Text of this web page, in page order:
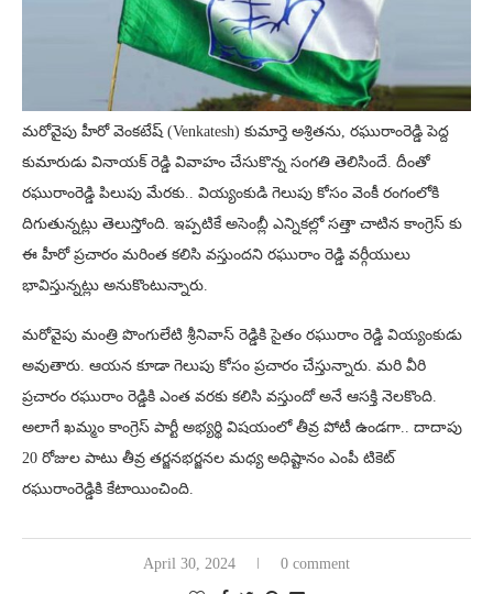
మరోవైపు హీరో వెంకటేష్‌ (Venkatesh) కుమార్తె అశ్రితను, రఘురాంరెడ్డి పెద్ద
కుమారుడు వినాయక్‌ రెడ్డి వివాహం చేసుకొన్న సంగతి తెలిసిందే. దీంతో
రఘురాంరెడ్డి పిలుపు మేరకు.. వియ్యంకుడి గెలుపు కోసం వెంకీ రంగంలోకి
దిగుతున్నట్లు తెలుస్తోంది. ఇప్పటికే అసెంబ్లీ ఎన్నికల్లో సత్తా చాటిన కాంగ్రెస్ కు
ఈ హీరో ప్రచారం మరింత కలిసి వస్తుందని రఘురాం రెడ్డి వర్గీయులు
భావిస్తున్నట్లు అనుకొంటున్నారు.
మరోవైపు మంత్రి పొంగులేటి శ్రీనివాస్ రెడ్డికి సైతం రఘురాం రెడ్డి వియ్యంకుడు
అవుతారు. ఆయన కూడా గెలుపు కోసం ప్రచారం చేస్తున్నారు. మరి వీరి
ప్రచారం రఘురాం రెడ్డికి ఎంత వరకు కలిసి వస్తుందో అనే ఆసక్తి నెలకొంది.
అలాగే ఖమ్మం కాంగ్రెస్ పార్టీ అభ్యర్థి విషయంలో తీవ్ర పోటీ ఉండగా.. దాదాపు
20 రోజుల పాటు తీవ్ర తర్జనభర్జనల మధ్య అధిష్టానం ఎంపీ టికెట్
రఘురాంరెడ్డికి కేటాయించింది.
April 30, 2024 0 comment